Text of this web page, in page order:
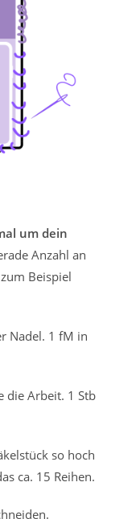
um dein
Anzahl an
Beispiel
Nadel. 1 fM in
die Arbeit. 1 Stb
so hoch
ca. 15 Reihen.